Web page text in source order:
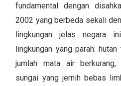
fundamental dengan
2002 yang berbeda sekali
lingkungan jelas negara
lingkungan yang parah:
jumlah mata air
sungai yang jernih bebas